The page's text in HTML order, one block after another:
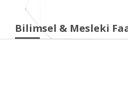
Bilimsel & Mesleki